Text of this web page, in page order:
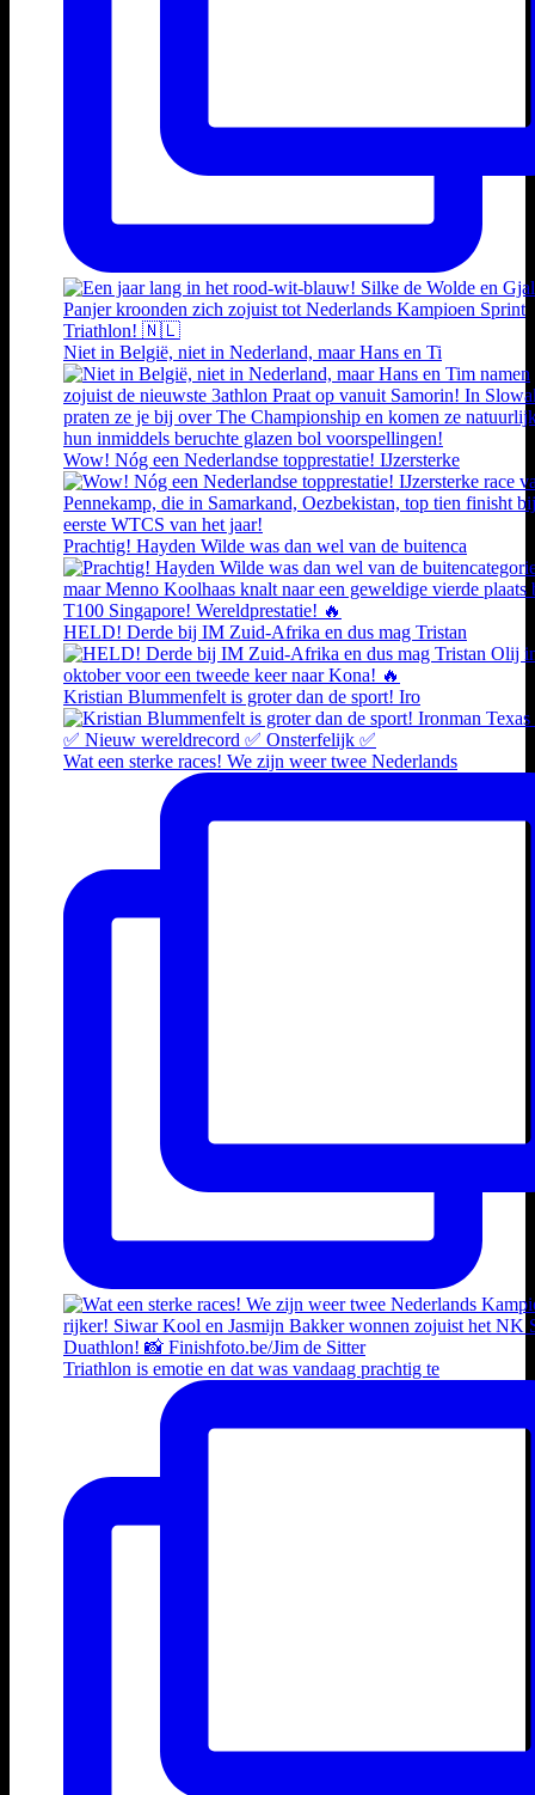
Niet in België, niet in Nederland, maar Hans en Ti
Wow! Nóg een Nederlandse topprestatie! IJzersterke
Prachtig! Hayden Wilde was dan wel van de buitenca
HELD! Derde bij IM Zuid-Afrika en dus mag Tristan
Kristian Blummenfelt is groter dan de sport! Iro
Wat een sterke races! We zijn weer twee Nederlands
Triathlon is emotie en dat was vandaag prachtig te